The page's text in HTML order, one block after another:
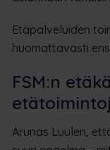
Etäpalveluiden
huomattavasti
FSM:n
Arunas Luulen,